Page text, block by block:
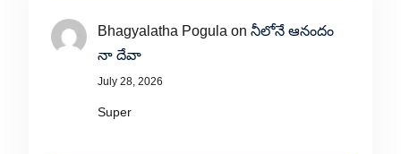
Bhagyalatha Pogula on నీలోనే ఆనందం
నా దేవా
July 28, 2026
Super